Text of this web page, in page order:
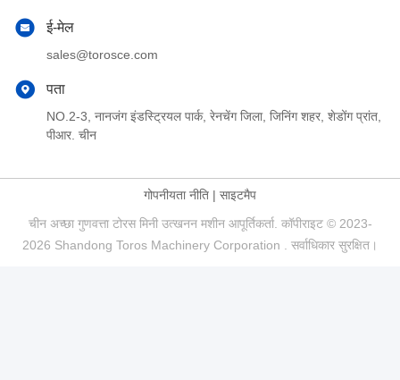
ई-मेल
sales@torosce.com
पता
NO.2-3, नानजंग इंडस्ट्रियल पार्क, रेनचेंग जिला, जिनिंग शहर, शेडोंग प्रांत,
पीआर. चीन
गोपनीयता नीति | साइटमैप
चीन अच्छा गुणवत्ता टोरस मिनी उत्खनन मशीन आपूर्तिकर्ता. कॉपीराइट © 2023-
2026 Shandong Toros Machinery Corporation . सर्वाधिकार सुरक्षित।